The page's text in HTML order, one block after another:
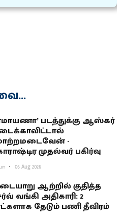
படத்துக்கு ஆஸ்கர்
-
முதல்வர் பகிர்வு
06 Aug 2026
ஆற்றில் குதித்த
வங்கி அதிகாரி: 2
தேடும் பணி தீவிரம்